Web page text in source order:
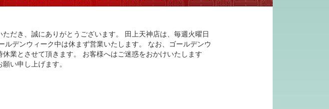
だき、誠にありがとうございます。 田上天神店は、毎週火曜日
ルデンウィーク中は休まず営業いたします。 なお、ゴールデンウ
業とさせて頂きます。 お客様へはご迷惑をおかけいたします
い申し上げます。